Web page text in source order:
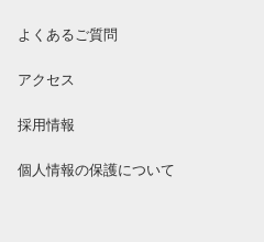
よくあるご質問
アクセス
採用情報
個人情報の保護について